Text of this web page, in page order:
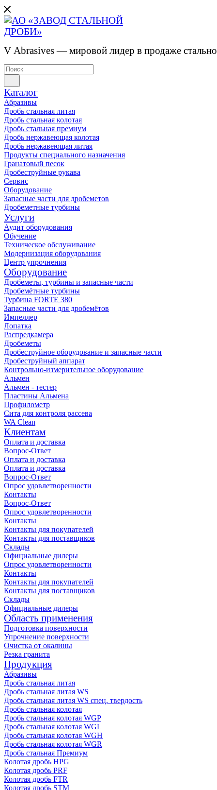
V Abrasives — мировой лидер в продаже
Каталог
Абразивы
Дробь стальная литая
Дробь стальная колотая
Дробь стальная премиум
Дробь нержавеющая колотая
Дробь нержавеющая литая
Продукты специального назначения
Гранатовый песок
Дробеструйные рукава
Сервис
Оборудование
Запасные части для дробеметов
Дробеметные турбины
Услуги
Аудит оборудования
Обучение
Техническое обслуживание
Модернизация оборудования
Центр упрочнения
Оборудование
Дробеметы, турбины и запасные части
Дробемётные турбины
Турбина FORTE 380
Запасные части для дробемётов
Импеллер
Лопатка
Распредкамера
Дробеметы
Дробеструйное оборудование и запасные части
Дробеструйный аппарат
Контрольно-измерительное оборудование
Альмен
Альмен - тестер
Пластины Альмена
Профилометр
Сита для контроля рассева
WA Clean
Клиентам
Оплата и доставка
Вопрос-Ответ
Оплата и доставка
Оплата и доставка
Вопрос-Ответ
Опрос удовлетворенности
Контакты
Вопрос-Ответ
Опрос удовлетворенности
Контакты
Контакты для покупателей
Контакты для поставщиков
Склады
Официальные дилеры
Опрос удовлетворенности
Контакты
Контакты для покупателей
Контакты для поставщиков
Склады
Официальные дилеры
Область применения
Подготовка поверхности
Упрочнение поверхности
Очистка от окалины
Резка гранита
Продукция
Абразивы
Дробь стальная литая
Дробь стальная литая WS
Дробь стальная литая WS спец. твердость
Дробь стальная колотая
Дробь стальная колотая WGP
Дробь стальная колотая WGL
Дробь стальная колотая WGH
Дробь стальная колотая WGR
Дробь стальная Премиум
Колотая дробь HPG
Колотая дробь PRF
Колотая дробь FTR
Колотая дробь STM